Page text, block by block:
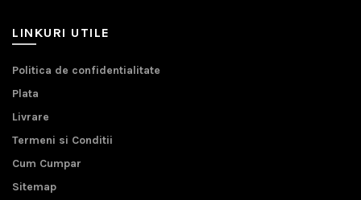
LINKURI UTILE
Politica de confidentialitate
Plata
Livrare
Termeni si Conditii
Cum Cumpar
Sitemap